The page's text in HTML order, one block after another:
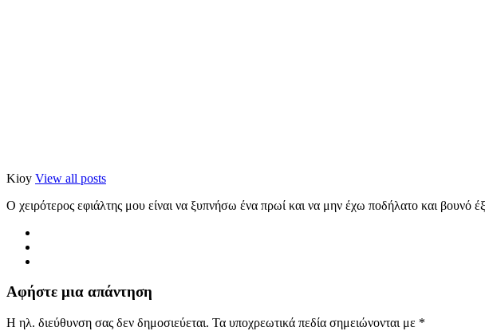
Kioy View all posts
Ο χειρότερος εφιάλτης μου είναι να ξυπνήσω ένα πρωί και να μην έχω ποδήλατο και βουνό
Αφήστε μια απάντηση
Η ηλ. διεύθυνση σας δεν δημοσιεύεται. Τα υποχρεωτικά πεδία σημειώνονται με *